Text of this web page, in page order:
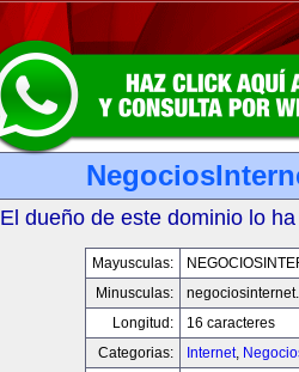
El dueño de este dominio lo
Mayusculas:
Minusculas:
Longitud:
16 caracteres
Categorias:
Internet,